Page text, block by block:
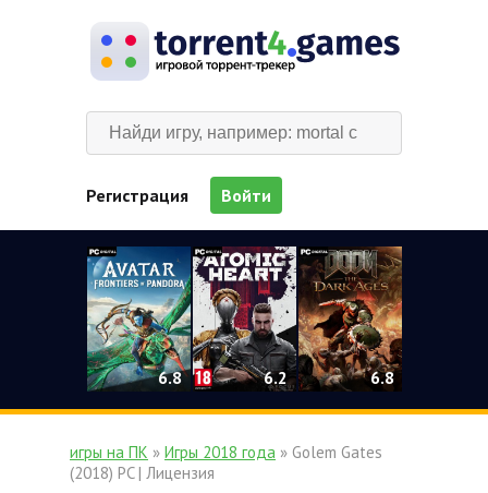
Регистрация Войти
6.8 6.2 6.8
игры на ПК » Игры 2018 года » Golem Gates
(2018) PC | Лицензия